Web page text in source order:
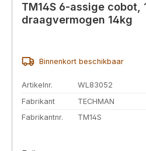
TM14S 6-assige cobot,
draagvermogen 14kg
Binnenkort beschikbaar
Artikelnr.
WL83052
Fabrikant
TECHMAN
Fabrikantnr.
TM14S